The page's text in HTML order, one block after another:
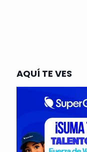
AQUÍ TE VES